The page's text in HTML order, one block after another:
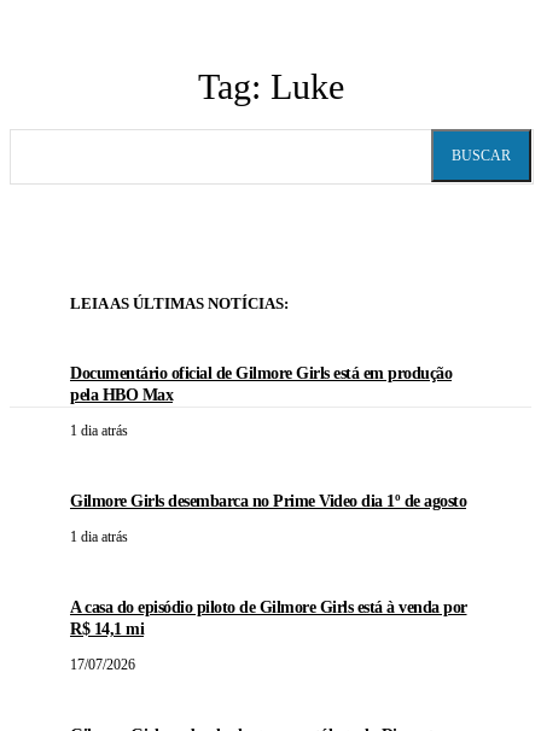
Tag: Luke
BUSCAR
LEIA AS ÚLTIMAS NOTÍCIAS:
Documentário oficial de Gilmore Girls está em produção
pela HBO Max
1 dia atrás
Gilmore Girls desembarca no Prime Video dia 1º de agosto
1 dia atrás
A casa do episódio piloto de Gilmore Girls está à venda por
R$ 14,1 mi
17/07/2026